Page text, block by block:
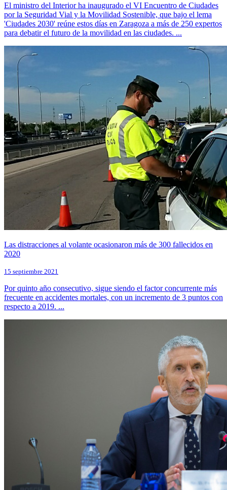
El ministro del Interior ha inaugurado el VI Encuentro de Ciudades
por la Seguridad Vial y la Movilidad Sostenible, que bajo el lema
'Ciudades 2030' reúne estos días en Zaragoza a más de 250 expertos
para debatir el futuro de la movilidad en las ciudades. ...
Las distracciones al volante ocasionaron más de 300 fallecidos en
2020
15 septiembre 2021
Por quinto año consecutivo, sigue siendo el factor concurrente más
frecuente en accidentes mortales, con un incremento de 3 puntos con
respecto a 2019. ...